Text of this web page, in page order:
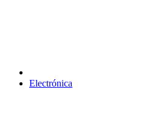
Electrónica